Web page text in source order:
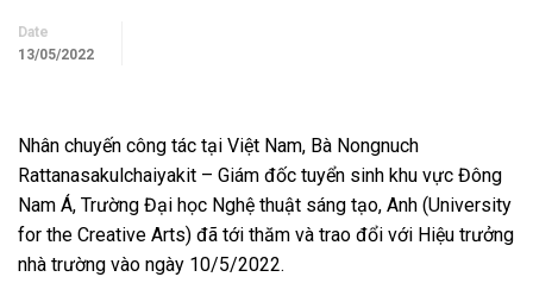
Date
13/05/2022
Nhân chuyến công tác tại Việt Nam, Bà Nongnuch
Rattanasakulchaiyakit – Giám đốc tuyển sinh khu vực Đông
Nam Á, Trường Đại học Nghệ thuật sáng tạo, Anh (University
for the Creative Arts) đã tới thăm và trao đổi với Hiệu trưởng
nhà trường vào ngày 10/5/2022.